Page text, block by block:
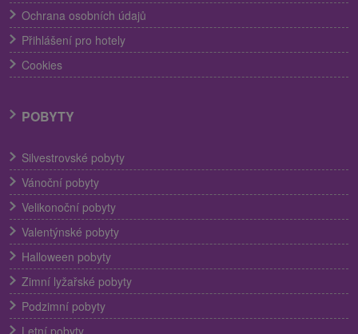
Ochrana osobních údajů
Přihlášení pro hotely
Cookies
POBYTY
Silvestrovské pobyty
Vánoční pobyty
Velikonoční pobyty
Valentýnské pobyty
Halloween pobyty
Zimní lyžařské pobyty
Podzimní pobyty